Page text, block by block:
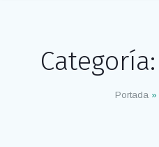
Categoría:
Portada»